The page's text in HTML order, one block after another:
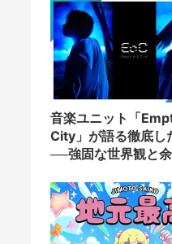
音楽ユニット「
City」が語る徹底し
──強固な世界観と